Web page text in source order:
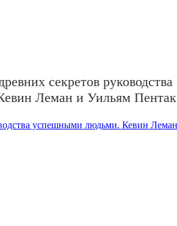
секретов руководства
Леман и Уильям Пентак